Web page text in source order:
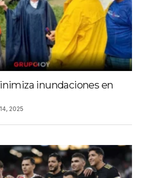
inundaciones en
2025